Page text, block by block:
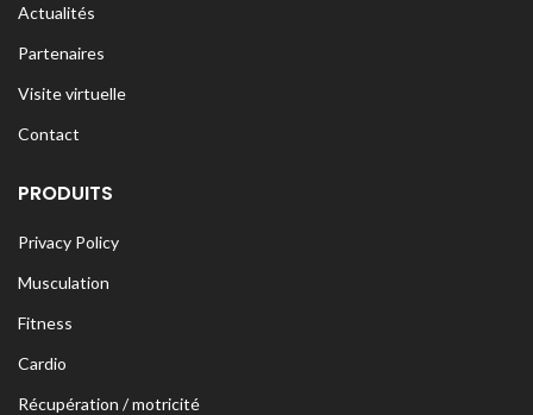
Actualités
Partenaires
Visite virtuelle
Contact
PRODUITS
Privacy Policy
Musculation
Fitness
Cardio
Récupération / motricité